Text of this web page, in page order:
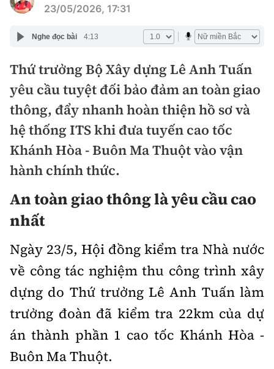
Thời sự
Chính trị
Xã hội
Chuyện dọc đường
Cải chính
Chỉ đạo điều hành
Quy hoạch kiến trúc
Vật liệu xây dựng
Giám định chất lượng
Quản lý đô thị
Giao thông
Quản lý
Đường bộ
Hàng không
Đường sắt
Đường sắt tốc độ cao
Đường thủy
Hàng hải
Đường sắt đô thị
Kinh tế
Thị trường
Chứng khoán
Bảo hiểm
Doanh nghiệp
Pháp luật
An ninh hình sự
Điều tra
Pháp đình
Hỏi - Đáp
An toàn giao thông
Giao thông 24h
ATGT địa phương
Văn hóa giao thông
Lái xe an toàn
Chung tay vì ATGT
Giáo dục
Y tế
Đời sống
Lao động - Công đoàn
Văn hóa - Giải Trí
Văn hóa
Showbiz
Điện ảnh
Thể thao
Bóng đá
Bình luận
Công nghệ
23/05/2026, 17:31
Nghe đọc bài 4:13
Thứ trưởng Bộ Xây dựng Lê Anh Tuấn
yêu cầu tuyệt đối bảo đảm an toàn giao
thông, đẩy nhanh hoàn thiện hồ sơ và
hệ thống ITS khi đưa tuyến cao tốc
Khánh Hòa - Buôn Ma Thuột vào vận
hành chính thức.
An toàn giao thông là yêu cầu cao
nhất
Ngày 23/5, Hội đồng kiểm tra Nhà nước
về công tác nghiệm thu công trình xây
dựng do Thứ trưởng Lê Anh Tuấn làm
trưởng đoàn đã kiểm tra 22km của dự
án thành phần 1 cao tốc Khánh Hòa -
Buôn Ma Thuột.